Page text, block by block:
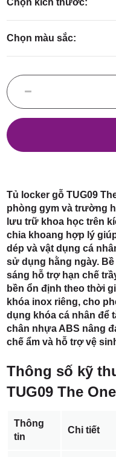
TP.
Chọn kích thước:
Chọn màu sắc:
Tủ locker gỗ TUG09
phòng gym và trường
lưu trữ khoa học trên
chia khoang hợp lý
dép và vật dụng cá
sử dụng hằng ngày.
sáng hỗ trợ hạn chế
bền ổn định theo thời
khóa inox riêng, cho
dụng khóa cá nhân để
chân nhựa ABS nâng
chế ẩm và hỗ trợ vệ
Thông số kỹ
TUG09 The One
Thông
tin
Chi tiết